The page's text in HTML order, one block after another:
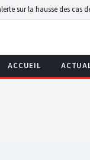
hausse des cas de
ACCUEIL